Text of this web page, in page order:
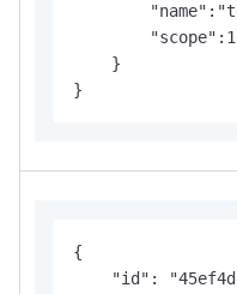
    }
}
{
"id":